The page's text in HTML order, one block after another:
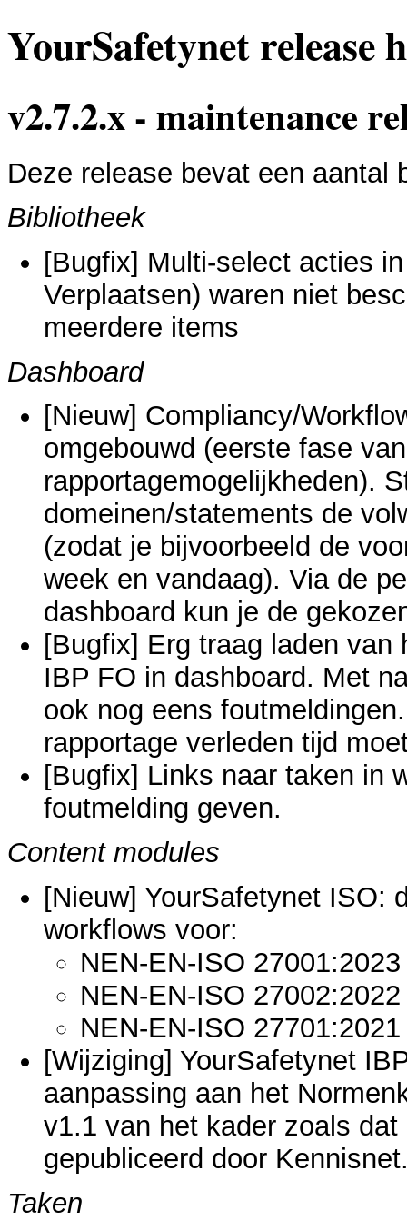
YourSafetynet release
v2.7.2.x - maintenance
Deze release bevat een aantal
Bibliotheek
[Bugfix] Multi-select acties
Verplaatsen) waren niet
meerdere items
Dashboard
[Nieuw] Compliancy/
omgebouwd (eerste fase
rapportagemogelijkheden).
domeinen/statements de
(zodat je bijvoorbeeld de
week en vandaag). Via de
dashboard kun je de
[Bugfix] Erg traag laden
IBP FO in dashboard. Met
ook nog eens
rapportage verleden tijd
[Bugfix] Links naar taken in
foutmelding geven.
Content modules
[Nieuw] YourSafetynet ISO:
workflows voor:
NEN-EN-ISO 27001:2023
NEN-EN-ISO 27002:2022
NEN-EN-ISO 27701:2021
[Wijziging] YourSafetynet
aanpassing aan het
v1.1 van het kader zoals
gepubliceerd door
Taken